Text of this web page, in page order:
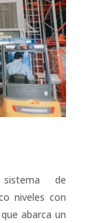
de
niveles con
abarca un